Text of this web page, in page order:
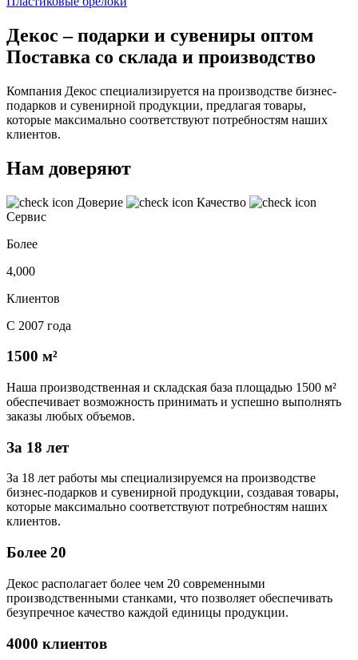
Декос – подарки и сувениры оптом
Поставка со склада и производство
Компания Декос специализируется на производстве бизнес-
подарков и сувенирной продукции, предлагая товары,
которые максимально соответствуют потребностям наших
клиентов.
Нам доверяют
Доверие
Качество
Сервис
Более
4,000
Клиентов
С 2007 года
1500 м²
Наша производственная и складская база площадью 1500 м²
обеспечивает возможность принимать и успешно выполнять
заказы любых объемов.
За 18 лет
За 18 лет работы мы специализируемся на производстве
бизнес-подарков и сувенирной продукции, создавая товары,
которые максимально соответствуют потребностям наших
клиентов.
Более 20
Декос располагает более чем 20 современными
производственными станками, что позволяет обеспечивать
безупречное качество каждой единицы продукции.
4000 клиентов